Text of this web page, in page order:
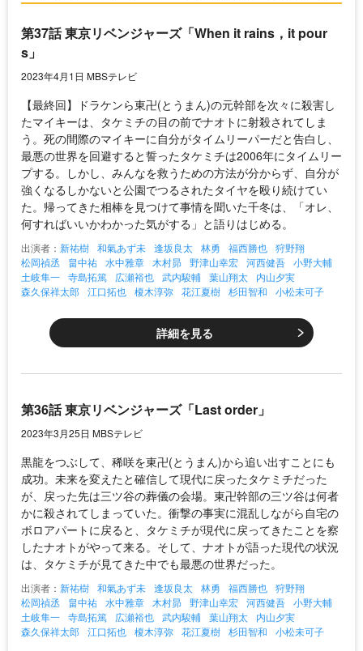
第37話 東京リベンジャーズ「When it rains，it pour
s」
2023年4月1日 MBSテレビ
【最終回】ドラケンら東卍(とうまん)の元幹部を次々に殺害し
たマイキーは、タケミチの目の前でナオトに射殺されてしま
う。死の間際のマイキーに自分がタイムリーパーだと告白し、
最悪の世界を回避すると誓ったタケミチは2006年にタイムリー
プする。しかし、みんなを救うための方法が分からず、自分が
強くなるしかないと公園でつるされたタイヤを殴り続けてい
た。帰ってきた相棒を見つけて事情を聞いた千冬は、「オレ、
何すればいいかわかった気がする」と語りはじめる。
出演者： 新祐樹 和氣あず未 逢坂良太 林勇 福西勝也 狩野翔
松岡禎丞
畠中祐 水中雅章 木村昴 野津山幸宏 河西健吾 小野大輔
土岐隼一 寺島拓篤 広瀬裕也 武内駿輔 葉山翔太
内山夕実
森久保祥太郎 江口拓也 榎木淳弥 花江夏樹 杉田智和 小松未可子
詳細を見る
第36話 東京リベンジャーズ「Last order」
2023年3月25日 MBSテレビ
黒龍をつぶして、稀咲を東卍(とうまん)から追い出すことにも
成功。未来を変えたと確信して現代に戻ったタケミチだった
が、戻った先は三ツ谷の葬儀の会場。東卍幹部の三ツ谷は何者
かに殺されてしまっていた。衝撃の事実に混乱しながら自宅の
ボロアパートに戻ると、タケミチが現代に戻ってきたことを察
したナオトがやって来る。そして、ナオトが語った現代の状況
は、タケミチが見てきた中でも最悪の世界だった。
出演者： 新祐樹 和氣あず未 逢坂良太 林勇 福西勝也 狩野翔
松岡禎丞
畠中祐 水中雅章 木村昴 野津山幸宏 河西健吾 小野大輔
土岐隼一 寺島拓篤 広瀬裕也 武内駿輔 葉山翔太
内山夕実
森久保祥太郎 江口拓也 榎木淳弥 花江夏樹 杉田智和 小松未可子